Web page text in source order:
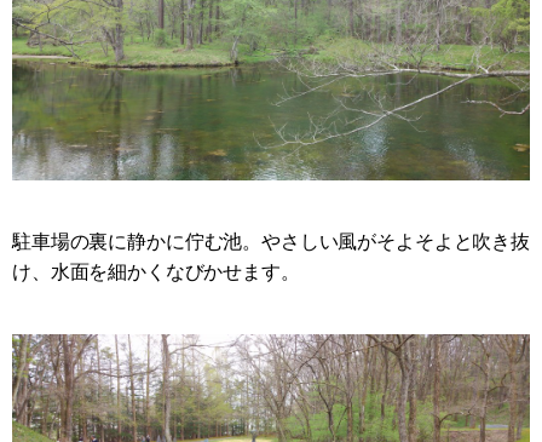
駐車場の裏に静かに佇む池。やさしい風がそよそよと吹き抜
け、水面を細かくなびかせます。